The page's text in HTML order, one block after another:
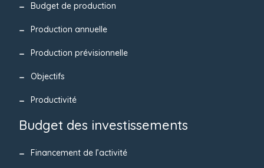
Budget de production
Production annuelle
Production prévisionnelle
Objectifs
Productivité
Budget des investissements
Financement de l’activité